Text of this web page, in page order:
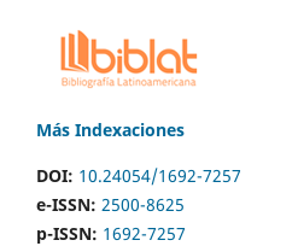
Más Indexaciones
DOI: 10.24054/1692-7257
e-ISSN: 2500-8625
p-ISSN: 1692-7257